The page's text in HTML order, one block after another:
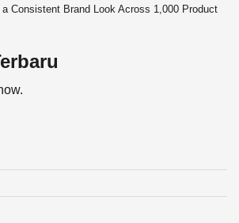
a Consistent Brand Look Across 1,000 Product